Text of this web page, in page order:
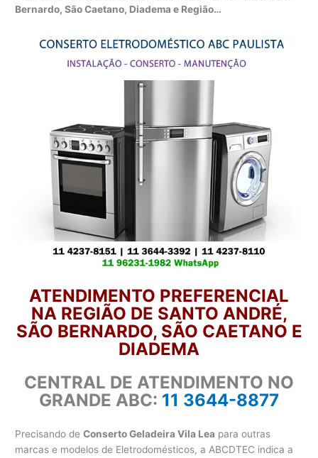
Bernardo, São Caetano, Diadema e Região…
ATENDIMENTO PREFERENCIAL
NA REGIÃO DE SANTO ANDRÉ,
SÃO BERNARDO, SÃO CAETANO E
DIADEMA
CENTRAL DE ATENDIMENTO NO
GRANDE ABC: 11 3644-8877
Precisando deConserto Geladeira Vila Lea para outras
marcas e modelos de Eletrodomésticos, a ABCDTEC indica a